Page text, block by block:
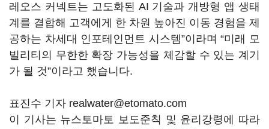
레오스 커넥트는 고도화된 AI 기술과 개방형 앱 생태
계를 결합해 고객에게 한 차원 높아진 이동 경험을 제
공하는 차세대 인포테인먼트 시스템”이라며 “미래 모
빌리티의 무한한 확장 가능성을 체감할 수 있는 계기
가 될 것”이라고 했습니다.
표진수 기자 realwater@etomato.com
이 기사는 뉴스토마토 보도준칙 및 윤리강령에 따라